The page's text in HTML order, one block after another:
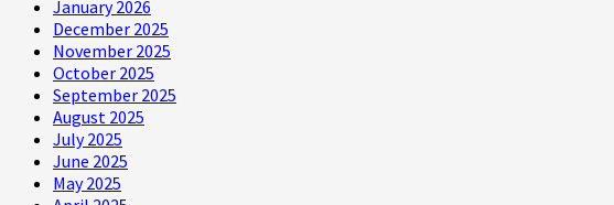
January 2026
December 2025
November 2025
October 2025
September 2025
August 2025
July 2025
June 2025
May 2025